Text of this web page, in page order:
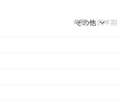
年間 四半期
その他